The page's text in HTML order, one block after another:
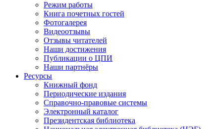
Режим работы
Книга почетных гостей
Фотогалерея
Видеоотзывы
Отзывы читателей
Наши достижения
Публикации о ЦПИ
Наши партнёры
Ресурсы
Книжный фонд
Периодические издания
Справочно-правовые системы
Электронный каталог
Президентская библиотека